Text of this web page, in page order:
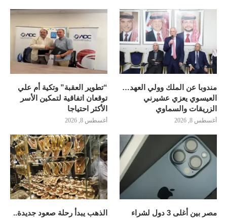
مندوبا عن الملك وولي العهد…
العيسوي يعزي عشيرني
الزريقات والسماوي
أغسطس 8, 2026
“تطوير العقبة” وتكية أم علي
توقعان اتفاقية لتمكين الأسر
الأكثر احتياجا
أغسطس 8, 2026
مصر بين أغلى 3 دول لشراء
الذهب يبدأ رحلة صعود جديدة..